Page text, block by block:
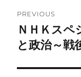
navigation
PREVIOUS
Previous
post:
ＮＨＫス
と政治～戦